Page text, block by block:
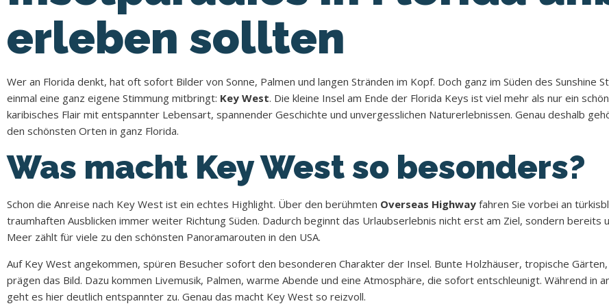
erleben sollten
Wer an Florida denkt, hat oft sofort Bilder von Sonne, Palmen und langen Stränden im Kopf. Doch ganz im Süden des Sunshine
einmal eine ganz eigene Stimmung mitbringt: Key West. Die kleine Insel am Ende der Florida Keys ist viel mehr als nur ein
karibisches Flair mit entspannter Lebensart, spannender Geschichte und unvergesslichen Naturerlebnissen. Genau deshalb
den schönsten Orten in ganz Florida.
Was macht Key West so besonders?
Schon die Anreise nach Key West ist ein echtes Highlight. Über den berühmten Overseas Highway fahren Sie vorbei an
traumhaften Ausblicken immer weiter Richtung Süden. Dadurch beginnt das Urlaubserlebnis nicht erst am Ziel, sondern bereits
Meer zählt für viele zu den schönsten Panoramarouten in den USA.
Auf Key West angekommen, spüren Besucher sofort den besonderen Charakter der Insel. Bunte Holzhäuser, tropische
prägen das Bild. Dazu kommen Livemusik, Palmen, warme Abende und eine Atmosphäre, die sofort entschleunigt. Während in
geht es hier deutlich entspannter zu. Genau das macht Key West so reizvoll.